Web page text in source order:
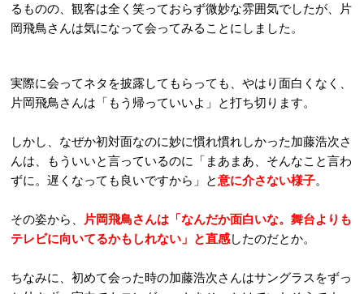
るものの、観客は全く笑っておらず微妙な雰囲気でしたが、片
岡飛鳥さんは気になって会ってみることにしました。
実際に会ってネタを披露してもらっても、やはり面白くなく、
片岡飛鳥さんは「もう帰っていいよ」と打ち切ります。
しかし、なぜか初対面なのに妙に慣れ慣れしかった加藤浩次さ
んは、もういいと言っているのに「まあまあ、そんなこと言わ
ずに。遅くなっても良いですから」と意に介さない様子。
その姿から、
片岡飛鳥さんは「なんだか面白いな。舞台よりも
テレビに向いてるかもしれない」と直感したのだとか。
ちなみに、初めて会った時の加藤浩次さんはサングラスをずっ